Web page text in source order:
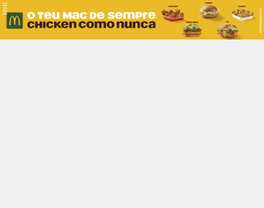
PUB.